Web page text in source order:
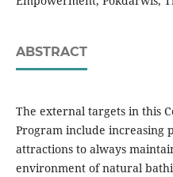
ABSTRACT
The external targets in this
Program include increasing
attractions to always
environment of natural